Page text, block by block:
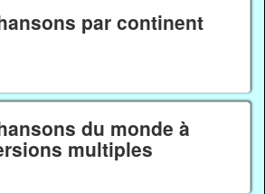
par continent
du monde à
multiples